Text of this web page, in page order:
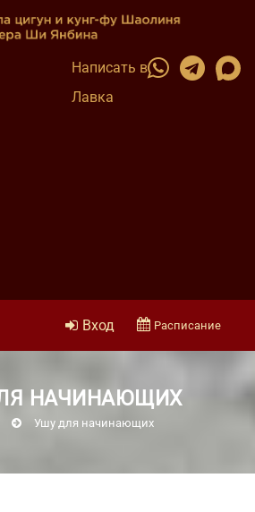
Написать в
Лавка
Вход Расписание
НАЧИНАЮЩИХ
Ушу для начинающих